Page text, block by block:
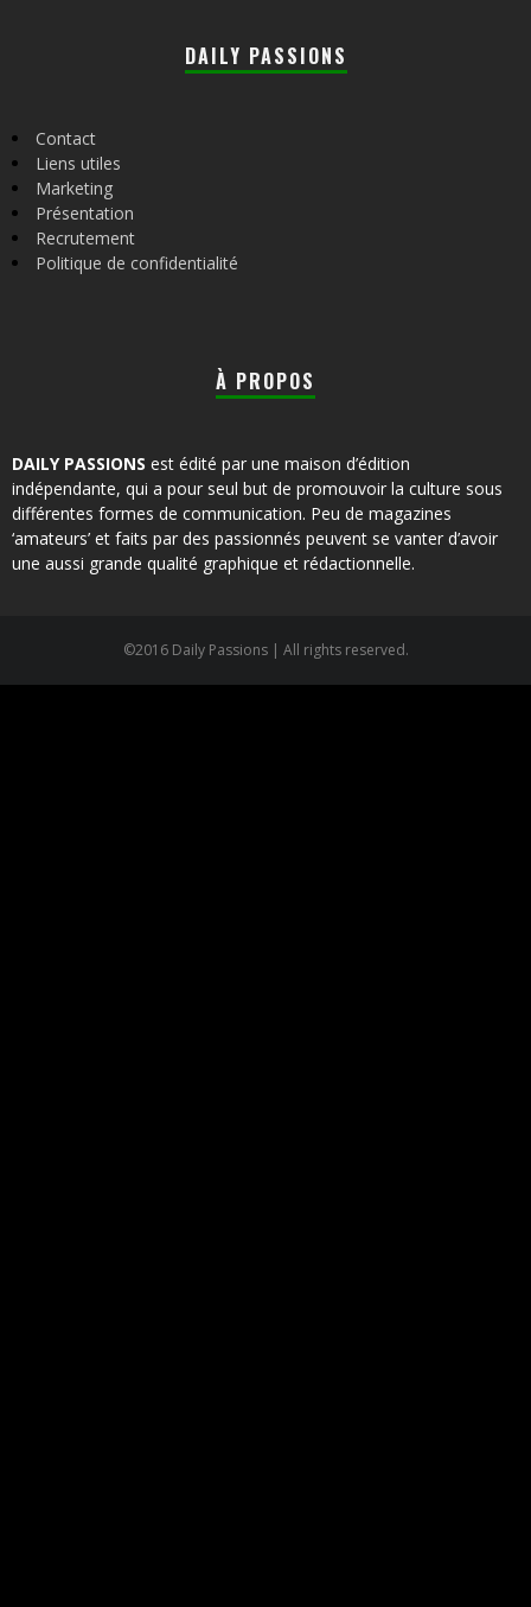
DAILY PASSIONS
Contact
Liens utiles
Marketing
Présentation
Recrutement
Politique de confidentialité
À PROPOS
DAILY PASSIONS est édité par une maison d’édition
indépendante, qui a pour seul but de promouvoir la culture sous
différentes formes de communication. Peu de magazines
‘amateurs’ et faits par des passionnés peuvent se vanter d’avoir
une aussi grande qualité graphique et rédactionnelle.
©2016 Daily Passions | All rights reserved.